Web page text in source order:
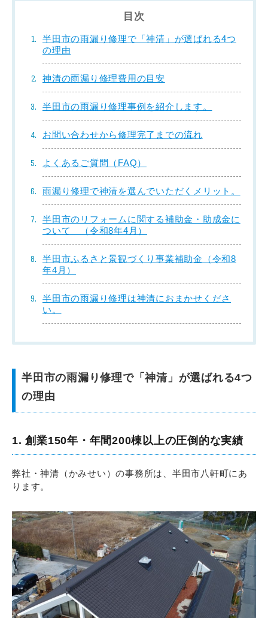
目次
半田市の雨漏り修理で「神清」が選ばれる4つ
の理由
神清の雨漏り修理費用の目安
半田市の雨漏り修理事例を紹介します。
お問い合わせから修理完了までの流れ
よくあるご質問（FAQ）
雨漏り修理で神清を選んでいただくメリット。
半田市のリフォームに関する補助金・助成金に
ついて （令和8年4月）
半田市ふるさと景観づくり事業補助金（令和8
年4月）
半田市の雨漏り修理は神清におまかせくださ
い。
半田市の雨漏り修理で「神清」が選ばれる4つ
の理由
1. 創業150年・年間200棟以上の圧倒的な実績
弊社・神清（かみせい）の事務所は、半田市八軒町にあ
ります。